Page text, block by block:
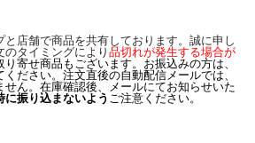
と店舗で商品を共有しております。誠に申し
タイミングにより 品切れが発生する場合が
り寄せ商品もございます。お振込みの方は、
ださい。注文直後の自動配信メールでは、
せん。在庫確認後、メールにてお知らせいた
に振り込まないよう ご注意ください。